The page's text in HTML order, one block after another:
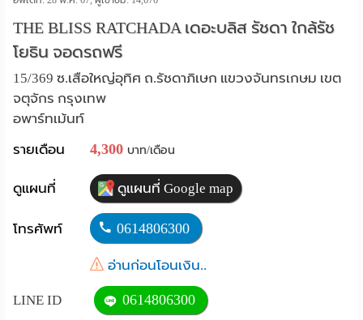
ประกาศ
ฟรี
Language
THE BLISS RATCHADA เดอะบลิส รัชดา ใกล้รัช
โยธิน จอดรถฟรี
15/369 ซ.เสือใหญ่อุทิศ ถ.รัชดาภิเษก แขวงจันทรเกษม เขต
จตุจักร กรุงเทพ
อพาร์ทเม้นท์
รายเดือน
4,300 บาท/เดือน
ดูแผนที่ ดูแผนที่ Google map
โทรศัพท์ 0614806300
อ่านก่อนโอนเงิน..
LINE ID 0614806300